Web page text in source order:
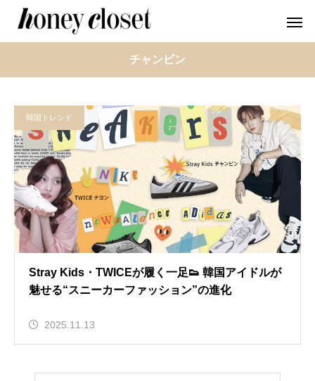
チャンビン
韓国トレンド
Stray Kids・TWICEが履く一足👟 韓国アイドルが
魅せる“スニーカーファッション”の進化
2025.11.13